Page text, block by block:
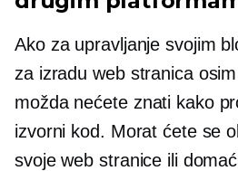
Ako za upravljanje svojim
za izradu web stranica
možda nećete znati kako
izvorni kod. Morat ćete se
svoje web stranice ili